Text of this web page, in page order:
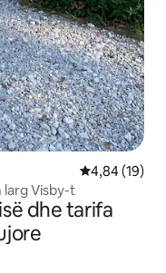
Vlerësimi
4,84 (19)
larg Visby-t
dhe tarifa